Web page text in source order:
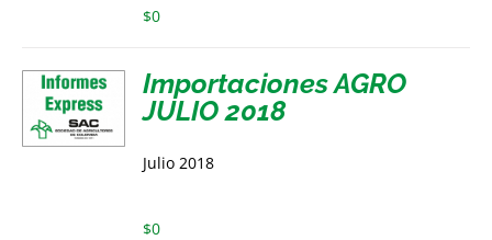
$0
Importaciones AGRO
JULIO 2018
Julio 2018
$0